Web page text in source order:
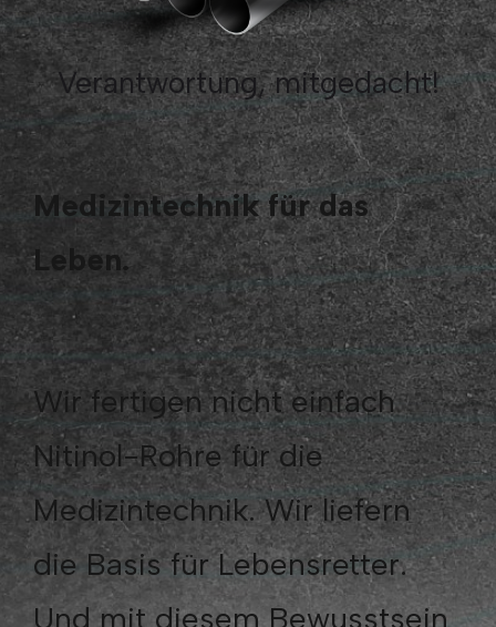
Verantwortung, mitgedacht!
Medizintechnik für das
Leben.
Wir fertigen nicht einfach
Nitinol-Rohre für die
Medizintechnik. Wir liefern
die Basis für Lebensretter.
Und mit diesem Bewusstsein